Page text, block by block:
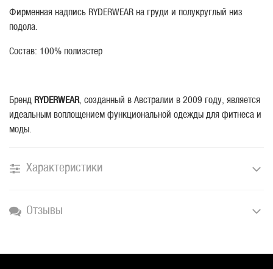
Фирменная надпись RYDERWEAR на груди и полукруглый низ
подола.
Состав: 100% полиэстер
Бренд RYDERWEAR, созданный в Австралии в 2009 году, является
идеальным воплощением функциональной одежды для фитнеса и
моды.
Характеристики
Отзывы